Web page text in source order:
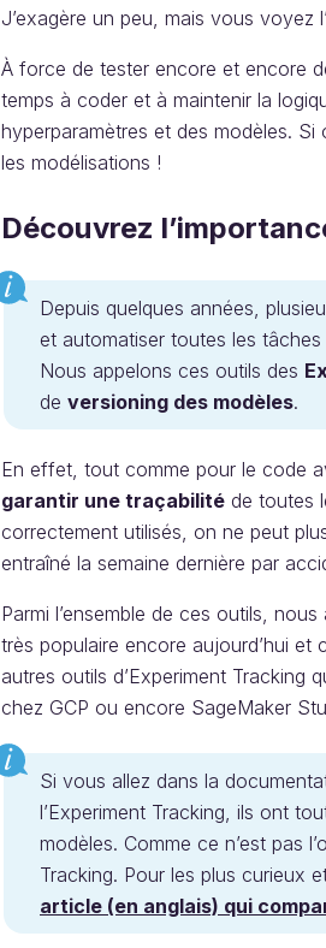
J’exagère un peu, mais vous voyez
À force de tester encore et encore
temps à coder et à maintenir la
hyperparamètres et des modèles.
les modélisations !
Découvrez
Depuis quelques années,
et automatiser toutes les
Nous appelons ces outils des
de versioning des modèles.
En effet, tout comme pour le code
garantir une traçabilité de toutes
correctement utilisés, on ne peut
entraîné la semaine dernière par
Parmi l’ensemble de ces outils,
très populaire encore aujourd’hui et
autres outils d’Experiment Tracking
chez GCP ou encore SageMaker
Si vous allez dans la
l’Experiment Tracking, ils ont
modèles. Comme ce n’est pas
Tracking. Pour les plus curieux
article (en anglais) qui